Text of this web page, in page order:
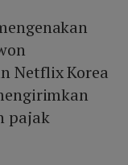
Netflix Korea
pajak